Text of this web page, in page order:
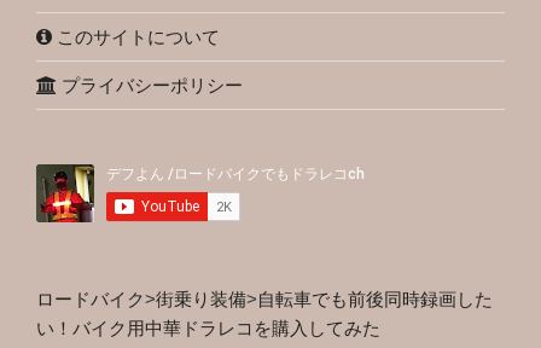
このサイトについて
プライバシーポリシー
ロードバイク>街乗り装備>自転車でも前後同時録画した
い！バイク用中華ドラレコを購入してみた